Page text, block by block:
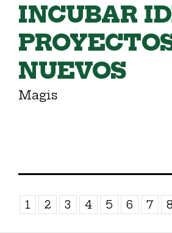
INCUBAR
NUEVOS
Magis
1 2 3 4 5 6 7 8